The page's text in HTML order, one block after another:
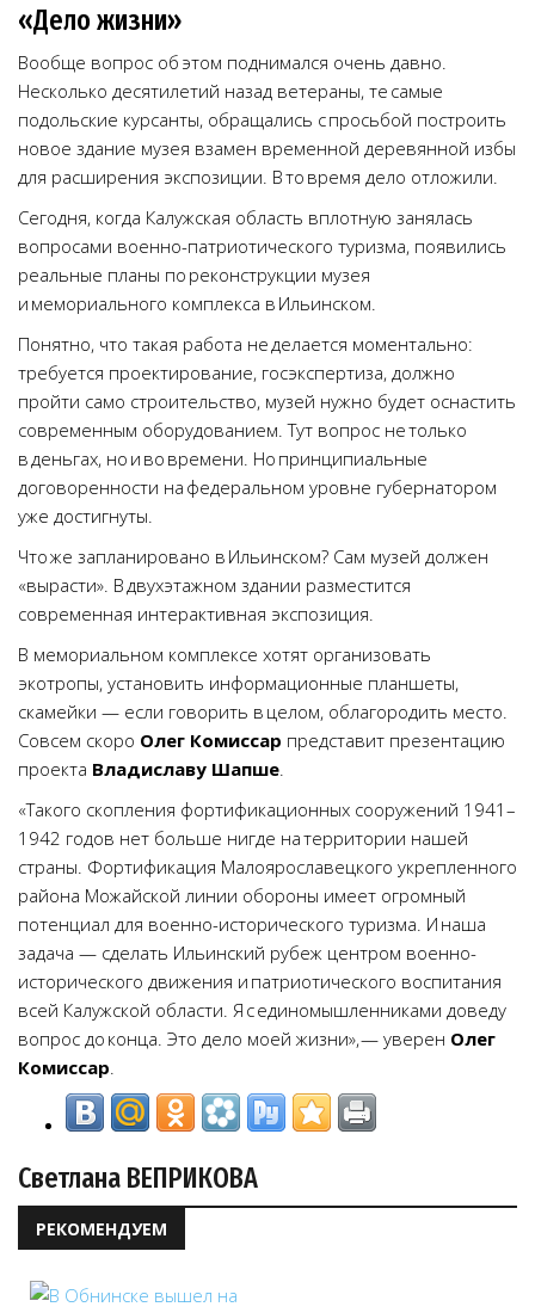
«Дело жизни»
Вообще вопрос об этом поднимался очень давно.
Несколько десятилетий назад ветераны, те самые
подольские курсанты, обращались с просьбой построить
новое здание музея взамен временной деревянной избы
для расширения экспозиции. В то время дело отложили.
Сегодня, когда Калужская область вплотную занялась
вопросами военно-патриотического туризма, появились
реальные планы по реконструкции музея
и мемориального комплекса в Ильинском.
Понятно, что такая работа не делается моментально:
требуется проектирование, госэкспертиза, должно
пройти само строительство, музей нужно будет оснастить
современным оборудованием. Тут вопрос не только
в деньгах, но и во времени. Но принципиальные
договоренности на федеральном уровне губернатором
уже достигнуты.
Что же запланировано в Ильинском? Сам музей должен
«вырасти». В двухэтажном здании разместится
современная интерактивная экспозиция.
В мемориальном комплексе хотят организовать
экотропы, установить информационные планшеты,
скамейки — если говорить в целом, облагородить место.
Совсем скоро Олег Комиссар представит презентацию
проекта Владиславу Шапше.
«Такого скопления фортификационных сооружений 1941–
1942 годов нет больше нигде на территории нашей
страны. Фортификация Малоярославецкого укрепленного
района Можайской линии обороны имеет огромный
потенциал для военно-исторического туризма. И наша
задача — сделать Ильинский рубеж центром военно-
исторического движения и патриотического воспитания
всей Калужской области. Я с единомышленниками доведу
вопрос до конца. Это дело моей жизни», — уверен Олег
Комиссар.
Светлана ВЕПРИКОВА
РЕКОМЕНДУЕМ